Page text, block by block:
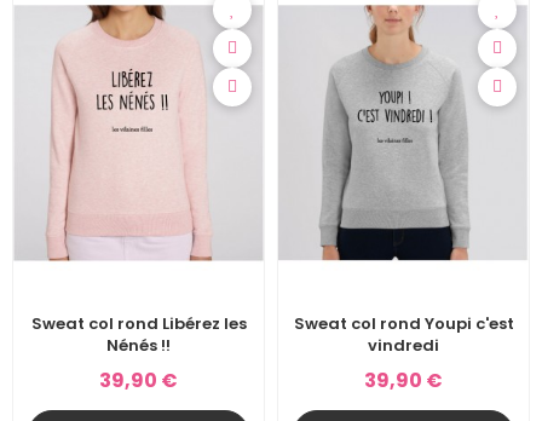
Sweat col rond Libérez les
Nénés !!
39,90 €
Sweat col rond Youpi c'est
vindredi
39,90 €